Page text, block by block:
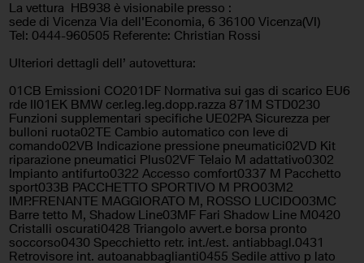
Fari LED Frenata d'emergenza assistita
Leve al volante Pacchetto sportivo
Sedili sportivi Sensore di luce
Sensore di pioggia
Sensori di parcheggio
posteriori
Servosterzo Sistema di navigazione
Specchietti laterali elettrici
Telecamera per parcheggio
assistito
La vettura HB938 è visionabile presso :
sede di Vicenza Via dell'Economia, 6 36100 Vicenza(VI)
Tel: 0444-960505 Referente: Christian Rossi
Ulteriori dettagli dell’ autovettura:
01CB Emissioni CO201DF Normativa sui gas di scarico EU6
rde II01EK BMW cer.leg.leg.dopp.razza 871M STD0230
Funzioni supplementari specifiche UE02PA Sicurezza per
bulloni ruota02TE Cambio automatico con leve di
comando02VB Indicazione pressione pneumatici02VD Kit
riparazione pneumatici Plus02VF Telaio M adattativo0302
Impianto antifurto0322 Accesso comfort0337 M Pacchetto
sport033B PACCHETTO SPORTIVO M PRO03M2
IMP.FRENANTE MAGGIORATO M, ROSSO LUCIDO03MC
Barre tetto M, Shadow Line03MF Fari Shadow Line M0420
Cristalli oscurati0428 Triangolo avvert.e borsa pronto
soccorso0430 Specchietto retr. int./est. antiabbagl.0431
Retrovisore int. autoanabbaglianti0455 Sedile attivo p lato